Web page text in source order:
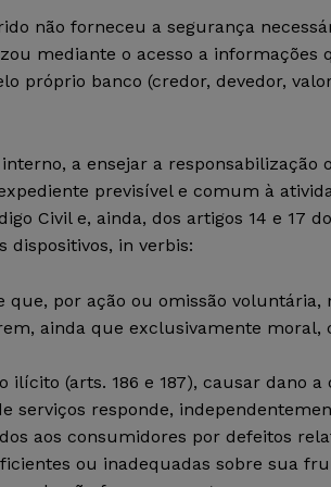
não forneceu a segurança
mediante o acesso a informações
próprio banco (credor, devedor,
a ensejar a responsabilização
previsível e comum à
Civil e, ainda, dos artigos 14 e 17
dispositivos, in verbis:
que, por ação ou omissão
ainda que exclusivamente moral,
ilícito (arts. 186 e 187), causar dano
serviços responde,
aos consumidores por defeitos
ou inadequadas sobre sua